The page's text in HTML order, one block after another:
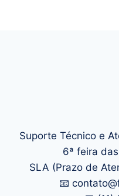
Suporte Técnico e
6ª feira
SLA (Prazo de
📧